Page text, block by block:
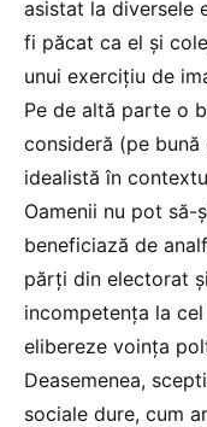
asistat la diversele
fi păcat ca el și
unui exercițiu de
Pe de altă parte o
consideră (pe
idealistă în
Oamenii nu pot
beneficiază de
părți din electorat
incompetența la
elibereze voința
Deasemenea,
sociale dure, cum